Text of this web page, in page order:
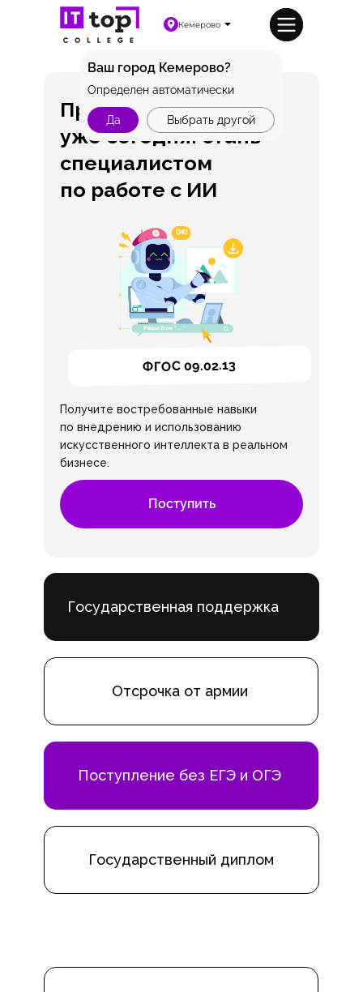
Кемерово
Ваш город Кемерово?
Да Выбрать другой
Определен автоматически
ФГОС 09.02.13
Получите востребованные навыки
по внедрению и использованию
искусственного интеллекта в реальном
бизнесе.
Профессия будущего
уже сегодня: стань
специалистом
по работе с ИИ
Поступить
Государственный диплом
Отсрочка от армии
Государственная поддержка
Поступление без ЕГЭ и ОГЭ